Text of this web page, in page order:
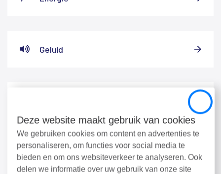
Close
Deze website maakt gebruik van cookies
We gebruiken cookies om content en advertenties te
personaliseren, om functies voor social media te
bieden en om ons websiteverkeer te analyseren. Ook
delen we informatie over uw gebruik van onze site
Geluid
Drones